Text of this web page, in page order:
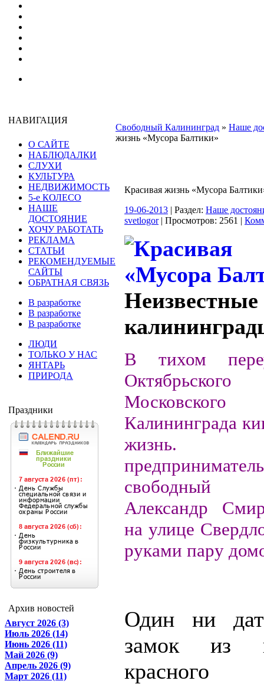
НАВИГАЦИЯ
О САЙТЕ
НАБЛЮДАЛКИ
СЛУХИ
КУЛЬТУРА
НЕДВИЖИМОСТЬ
5-е КОЛЕСО
НАШЕ
ДОСТОЯНИЕ
ХОЧУ РАБОТАТЬ
РЕКЛАМА
СТАТЬИ
РЕКОМЕНДУЕМЫЕ
САЙТЫ
ОБРАТНАЯ СВЯЗЬ
В разработке
В разработке
В разработке
ЛЮДИ
ТОЛЬКО У НАС
ЯНТАРЬ
ПРИРОДА
Праздники
Архив новостей
Август 2026 (3)
Июль 2026 (14)
Июнь 2026 (11)
Май 2026 (9)
Апрель 2026 (9)
Март 2026 (11)
Свободный Калининград » Наше
жизнь «Мусора Балтики»
Красивая жизнь «Мусора
19-06-2013 | Раздел: Наше
svetlogor| Просмотров: 2561 |
Неизвестные
В тихом
Калининграда
жизнь.
свободный
Александр
на улице
руками пару
Один ни
замок из
красного